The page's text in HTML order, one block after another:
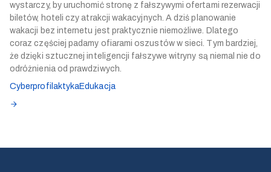
wystarczy, by uruchomić stronę z fałszywymi ofertami rezerwacji
biletów, hoteli czy atrakcji wakacyjnych. A dziś planowanie
wakacji bez internetu jest praktycznie niemożliwe. Dlatego
coraz częściej padamy ofiarami oszustów w sieci. Tym bardziej,
że dzięki sztucznej inteligencji fałszywe witryny są niemal nie do
odróżnienia od prawdziwych.
CyberprofilaktykaEdukacja